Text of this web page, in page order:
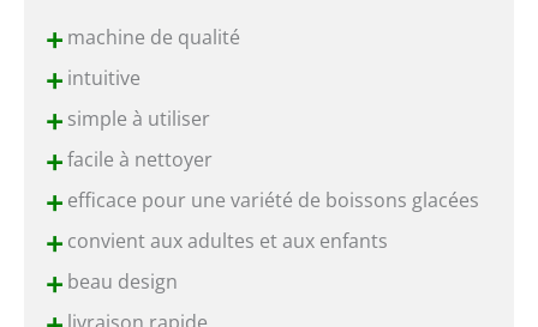
+machine de qualité
+intuitive
+simple à utiliser
+facile à nettoyer
+efficace pour une variété de boissons glacées
+convient aux adultes et aux enfants
+beau design